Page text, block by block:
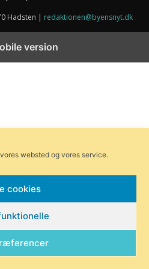
Hadsten | redaktionen@byensnyt.dk
websted og vores service.
cookies
version